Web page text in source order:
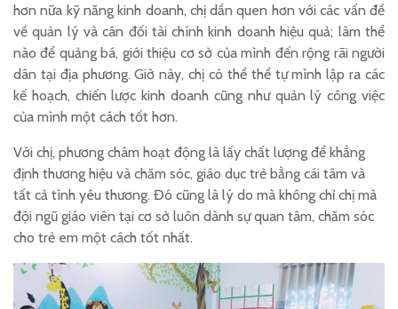
hơn nữa kỹ năng kinh doanh, chị dần quen hơn với các vấn đề
về quản lý và cân đối tài chính kinh doanh hiệu quả; làm thể
nào để quảng bá, giới thiệu cơ sở của mình đến rộng rãi người
dân tại địa phương. Giờ này, chị có thể thể tự mình lập ra các
kế hoạch, chiến lược kinh doanh cũng như quản lý công việc
của mình một cách tốt hơn.
Với chị, phương châm hoạt động là lấy chất lượng để khẳng
định thương hiệu và chăm sóc, giáo dục trẻ bằng cái tâm và
tất cả tình yêu thương. Đó cũng là lý do mà không chỉ chị mà
đội ngũ giáo viên tại cơ sở luôn dành sự quan tâm, chăm sóc
cho trẻ em một cách tốt nhất.